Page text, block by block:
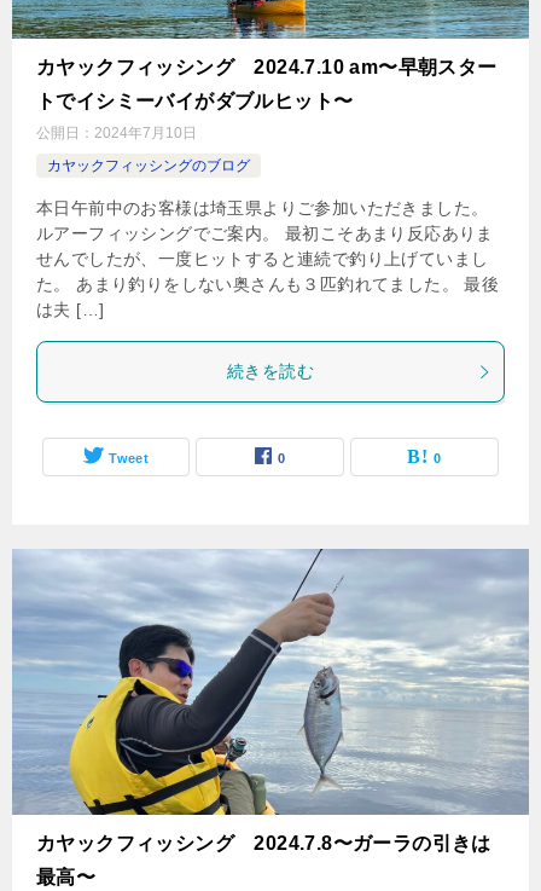
カヤックフィッシング 2024.7.10 am〜早朝スター
トでイシミーバイがダブルヒット〜
公開日： 2024年7月10日
カヤックフィッシングのブログ
本日午前中のお客様は埼玉県よりご参加いただきました。
ルアーフィッシングでご案内。 最初こそあまり反応ありま
せんでしたが、一度ヒットすると連続で釣り上げていまし
た。 あまり釣りをしない奥さんも３匹釣れてました。 最後
は夫 […]
続きを読む
Tweet 0 0
カヤックフィッシング 2024.7.8〜ガーラの引きは
最高〜